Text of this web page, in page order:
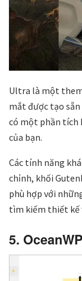
Ultra là một
mắt được tạo
có một phần tích
của bạn.
Các tính năng
chỉnh, khối
phù hợp với
tìm kiếm thiết kế
5. OceanWP